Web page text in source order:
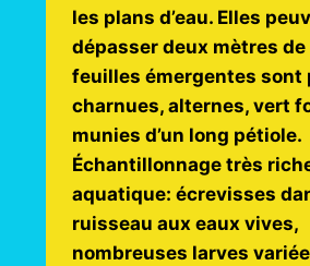
les plans d’eau. Elles
dépasser deux mètres de
feuilles émergentes sont
charnues, alternes, vert
munies d’un long pétiole.
Échantillonnage très
aquatique: écrevisses
ruisseau aux eaux vives,
nombreuses larves